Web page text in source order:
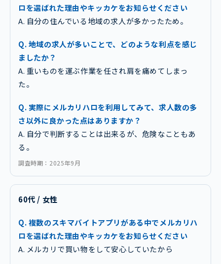
ロを選ばれた理由やキッカケをお知らせください
A. 自分の住んでいる地域の求人が多かったため。
Q. 地域の求人が多いことで、どのような利点を感じ
ましたか？
A. 重いものを運ぶ作業を任され肩を痛めてしまっ
た。
Q. 実際にメルカリハロを利用してみて、求人数の多
さ以外に良かった点はありますか？
A. 自分で判断することは出来るが、危険なこともあ
る。
調査時期：2025年9月
60代 / 女性
Q. 複数のスキマバイトアプリがある中でメルカリハ
ロを選ばれた理由やキッカケをお知らせください
A. メルカリで買い物をして安心していたから